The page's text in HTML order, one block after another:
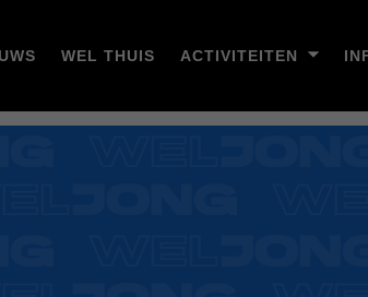
WEL THUIS ACTIVITEITEN